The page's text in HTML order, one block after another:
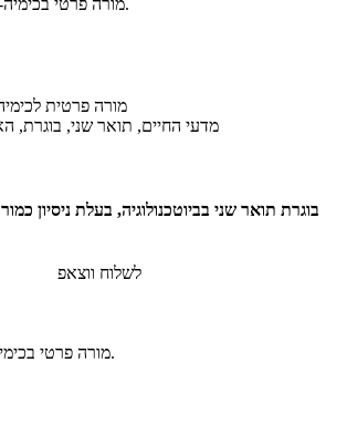
מורה פרטית
מדעי החיים, תואר שני, בוגרת,
בוגרת תואר שני בביוטכנולוגיה, בעלת ניסיון
לשלוח ווצאפ